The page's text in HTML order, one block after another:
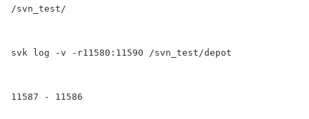
/svn_test/
svk log -v -r11580:11590 /svn_test/depot
11587 - 11586